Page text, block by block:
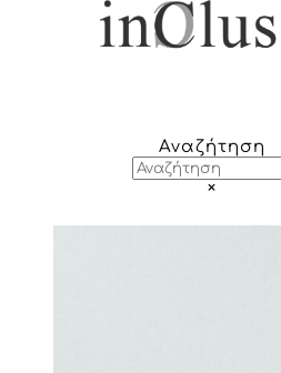
Αναζήτηση
×